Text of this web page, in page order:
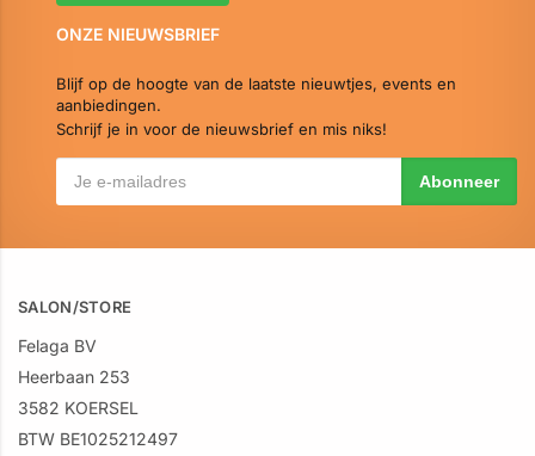
ONZE NIEUWSBRIEF
Blijf op de hoogte van de laatste nieuwtjes, events en
aanbiedingen.
Schrijf je in voor de nieuwsbrief en mis niks!
SALON/STORE
Felaga BV
Heerbaan 253
3582 KOERSEL
BTW BE1025212497